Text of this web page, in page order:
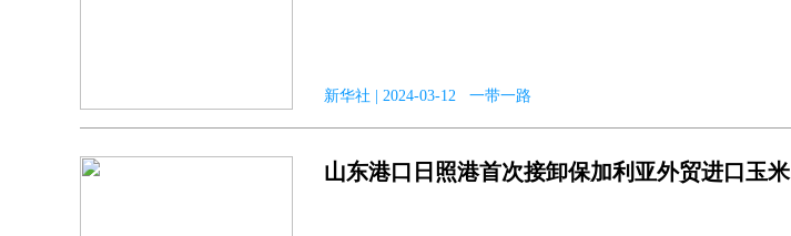
新华社 | 2024-03-12 一带一路
山东港口日照港首次接卸保加利亚外贸进口玉米